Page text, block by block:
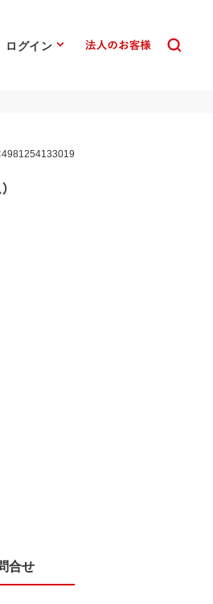
ログイン
4981254133019
合せ